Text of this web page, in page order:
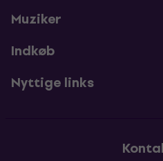
Muziker
Indkøb
Nyttige links